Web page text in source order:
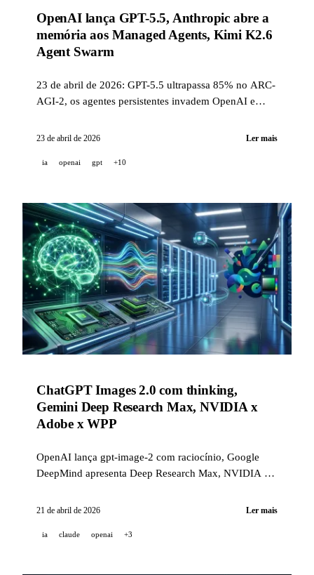
OpenAI lança GPT-5.5, Anthropic abre a
memória aos Managed Agents, Kimi K2.6
Agent Swarm
23 de abril de 2026: GPT-5.5 ultrapassa 85% no ARC-
AGI-2, os agentes persistentes invadem OpenAI e
K2.6 implanta 300 subagentes paralelos.
23 de abril de 2026 Ler mais
ia openai gpt +10
ChatGPT Images 2.0 com thinking,
Gemini Deep Research Max, NVIDIA x
Adobe x WPP
OpenAI lança gpt-image-2 com raciocínio, Google
DeepMind apresenta Deep Research Max, NVIDIA x
21 de abril de 2026 Ler mais
ia claude openai +3